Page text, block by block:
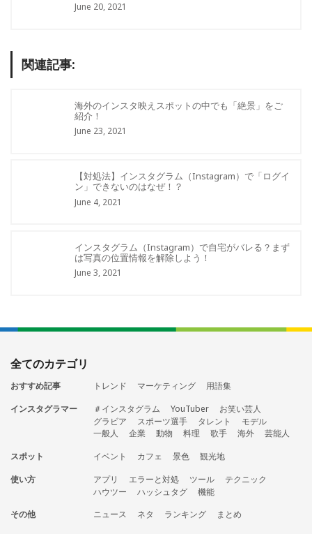
June 20, 2021
関連記事:
海外のインスタ映えスポットの中でも「絶景」をご
紹介！
June 23, 2021
【対処法】インスタグラム（Instagram）で「ログイ
ン」できないのはなぜ！？
June 4, 2021
インスタグラム（Instagram）で自宅がバレる？まず
は写真の位置情報を解除しよう！
June 3, 2021
全てのカテゴリ
おすすめ記事 トレンド マーケティング
用語集
インスタグラマー
＃インスタグラム YouTuber
お笑い芸人
グラビア
スポーツ選手 タレント
モデル
一般人
企業 動物 料理 歌手 海外
芸能人
スポット
イベント カフェ 景色
観光地
使い方
アプリ エラーと対処 ツール
テクニック
ハウツー
ハッシュタグ
機能
その他
ニュース ネタ ランキング まとめ